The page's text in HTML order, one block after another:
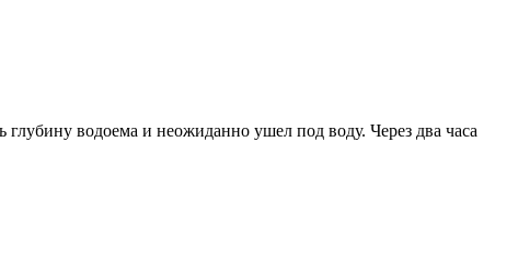
водоема и неожиданно ушел под воду. Через два часа